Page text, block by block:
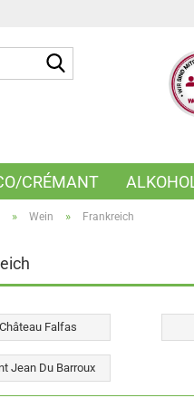
CRÉMANT
» Wein » Frankreich
Château Falfas
Jean Du Barroux